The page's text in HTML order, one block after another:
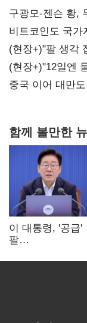
구광모-젠슨 황,
비트코인도 국가
숙제
(현장+)"팔 생각
20억 키맞추기
(현장+)"12일엔
연 홈플러스
중국 이어 대만
함께 볼만한
이 대통령, '공급'
팔
여 내부선